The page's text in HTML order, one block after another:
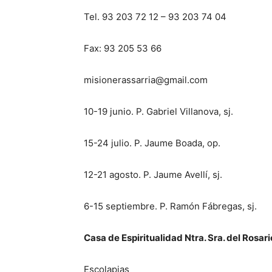
Tel. 93 203 72 12 – 93 203 74 04
Fax: 93 205 53 66
misionerassarria@gmail.com
10-19 junio. P. Gabriel Villanova, sj.
15-24 julio. P. Jaume Boada, op.
12-21 agosto. P. Jaume Avellí, sj.
6-15 septiembre. P. Ramón Fábregas, sj.
Casa de Espiritualidad Ntra. Sra. del
Escolapias